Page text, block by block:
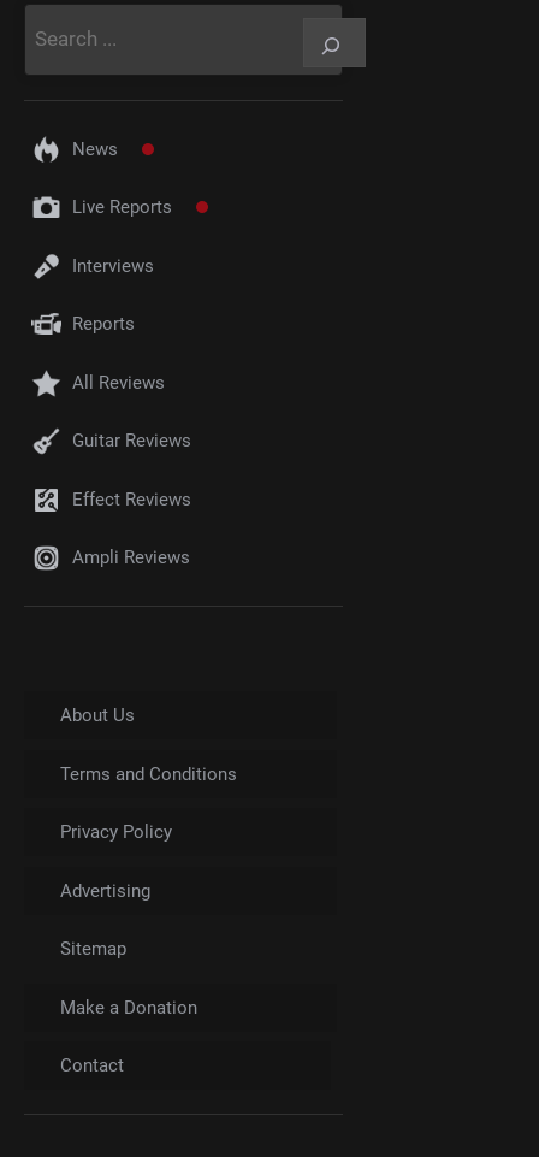
News
Live Reports
Interviews
Reports
All Reviews
Guitar Reviews
Effect Reviews
Ampli Reviews
About Us
Terms and Conditions
Privacy Policy
Advertising
Sitemap
Make a Donation
Contact